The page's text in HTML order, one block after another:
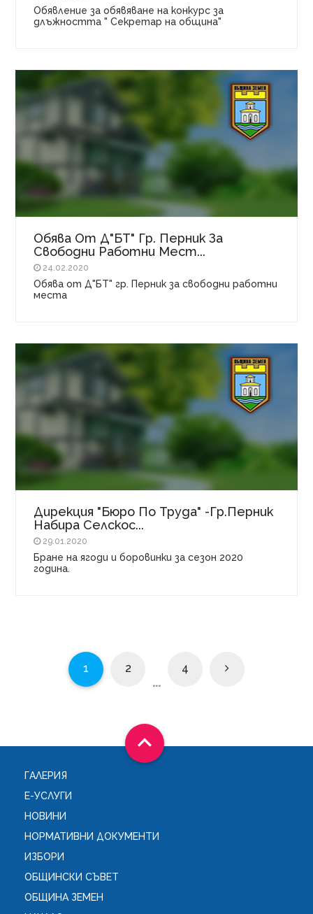
Обявление за обявяване на конкурс за
длъжността " Секретар на община"
Обява От Д"БТ" Гр. Перник За
Свободни Работни Мест...
24.02.2020
Обява от Д"БТ" гр. Перник за свободни работни
места
Дирекция "Бюро По Труда" -гр.Перник
Набира Селскос...
29.01.2020
Бране на ягоди и боровинки за сезон 2020
година.
1 2
...
4

ГАЛЕРИЯ
Е-УСЛУГИ
НОВИНИ
НОРМАТИВНИ ДОКУМЕНТИ
ИЗБОРИ
ОБЩИНСКИ СЪВЕТ
ОБЩИНА ЗЕМЕН